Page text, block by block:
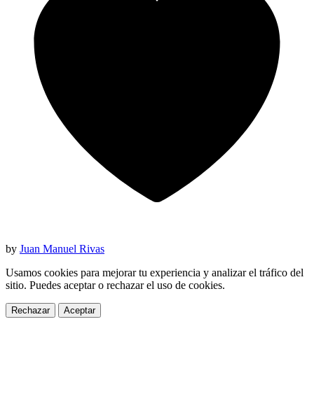
by Juan Manuel Rivas
Usamos cookies para mejorar tu experiencia y analizar el tráfico del
sitio. Puedes aceptar o rechazar el uso de cookies.
Rechazar Aceptar